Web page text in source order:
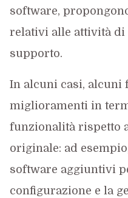
software,
relativi alle attività di
supporto.
In alcuni casi,
miglioramenti in
funzionalità rispetto
originale: ad
software aggiuntivi
configurazione e la